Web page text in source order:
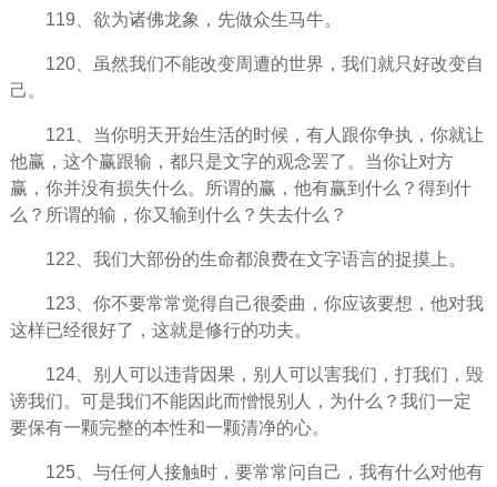
119、欲为诸佛龙象，先做众生马牛。
120、虽然我们不能改变周遭的世界，我们就只好改变自
己。
121、当你明天开始生活的时候，有人跟你争执，你就让
他赢，这个赢跟输，都只是文字的观念罢了。当你让对方
赢，你并没有损失什么。所谓的赢，他有赢到什么？得到什
么？所谓的输，你又输到什么？失去什么？
122、我们大部份的生命都浪费在文字语言的捉摸上。
123、你不要常常觉得自己很委曲，你应该要想，他对我
这样已经很好了，这就是修行的功夫。
124、别人可以违背因果，别人可以害我们，打我们，毁
谤我们。可是我们不能因此而憎恨别人，为什么？我们一定
要保有一颗完整的本性和一颗清净的心。
125、与任何人接触时，要常常问自己，我有什么对他有